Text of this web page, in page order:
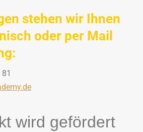
stehen wir Ihnen
oder per Mail
wird gefördert